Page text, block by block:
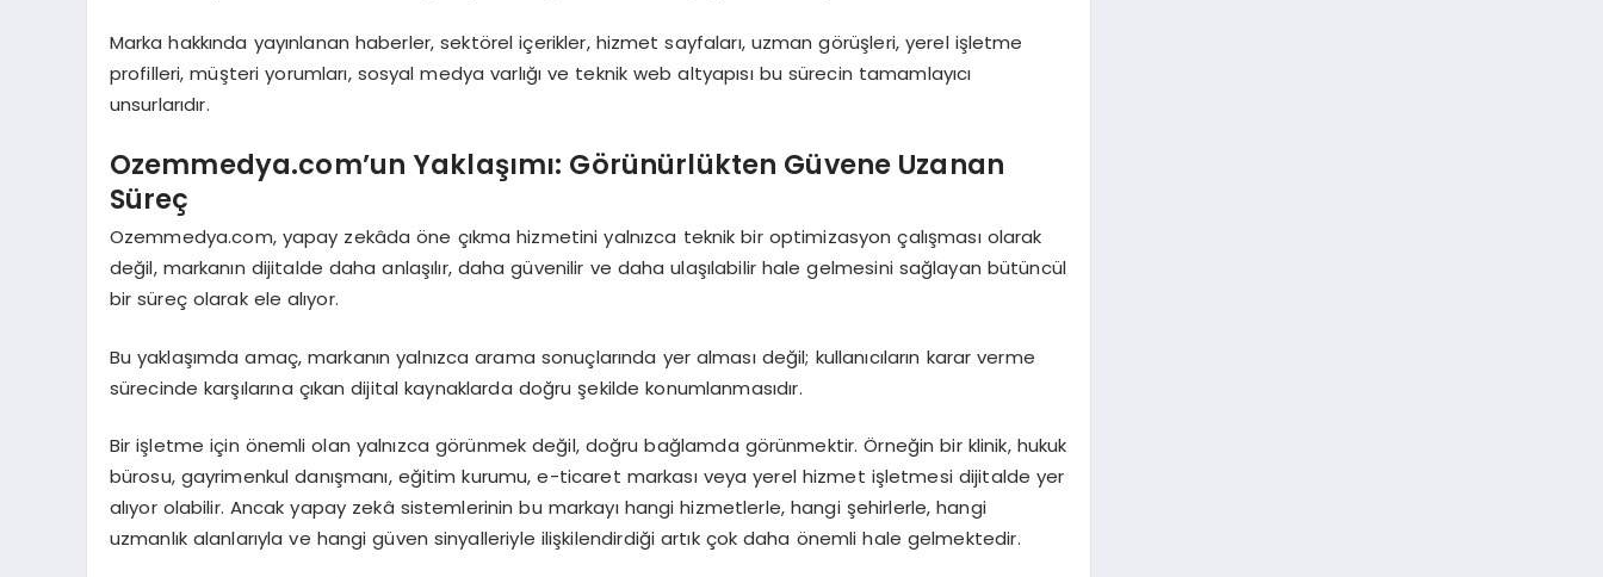
Marka hakkında yayınlanan haberler, sektörel içerikler, hizmet sayfaları, uzman görüşleri, yerel işletme
profilleri, müşteri yorumları, sosyal medya varlığı ve teknik web altyapısı bu sürecin tamamlayıcı
unsurlarıdır.
Ozemmedya.com’un Yaklaşımı: Görünürlükten Güvene Uzanan
Süreç
Ozemmedya.com, yapay zekâda öne çıkma hizmetini yalnızca teknik bir optimizasyon çalışması olarak
değil, markanın dijitalde daha anlaşılır, daha güvenilir ve daha ulaşılabilir hale gelmesini sağlayan bütüncül
bir süreç olarak ele alıyor.
Bu yaklaşımda amaç, markanın yalnızca arama sonuçlarında yer alması değil; kullanıcıların karar verme
sürecinde karşılarına çıkan dijital kaynaklarda doğru şekilde konumlanmasıdır.
Bir işletme için önemli olan yalnızca görünmek değil, doğru bağlamda görünmektir. Örneğin bir klinik, hukuk
bürosu, gayrimenkul danışmanı, eğitim kurumu, e-ticaret markası veya yerel hizmet işletmesi dijitalde yer
alıyor olabilir. Ancak yapay zekâ sistemlerinin bu markayı hangi hizmetlerle, hangi şehirlerle, hangi
uzmanlık alanlarıyla ve hangi güven sinyalleriyle ilişkilendirdiği artık çok daha önemli hale gelmektedir.